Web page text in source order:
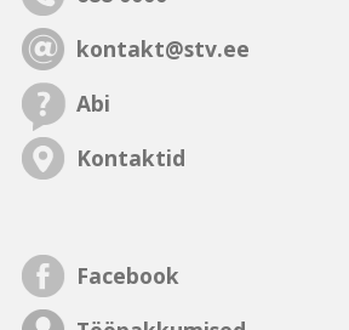
kontakt@stv.ee
Abi
Kontaktid
Facebook